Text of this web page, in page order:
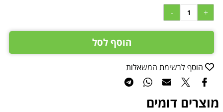
הוסף לסל
הוסף לרשימת המשאלות
מוצרים דומים